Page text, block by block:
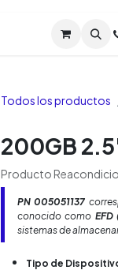
Soporte TPM (CL)
Todos los productos
200GB
Producto
PN 005051137
conocido como EFD
sistemas de
Tipo de